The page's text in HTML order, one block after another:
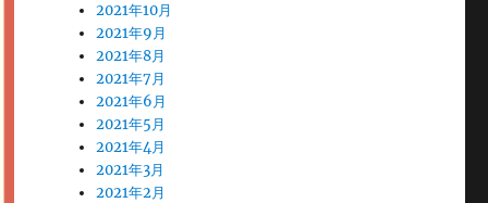
2021年10月
2021年9月
2021年8月
2021年7月
2021年6月
2021年5月
2021年4月
2021年3月
2021年2月